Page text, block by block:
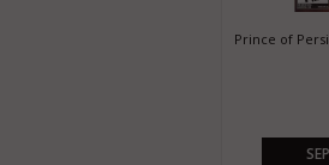
Prince of